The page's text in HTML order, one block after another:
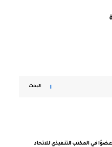
البحث
في المكتب التنفيذي للاتحاد